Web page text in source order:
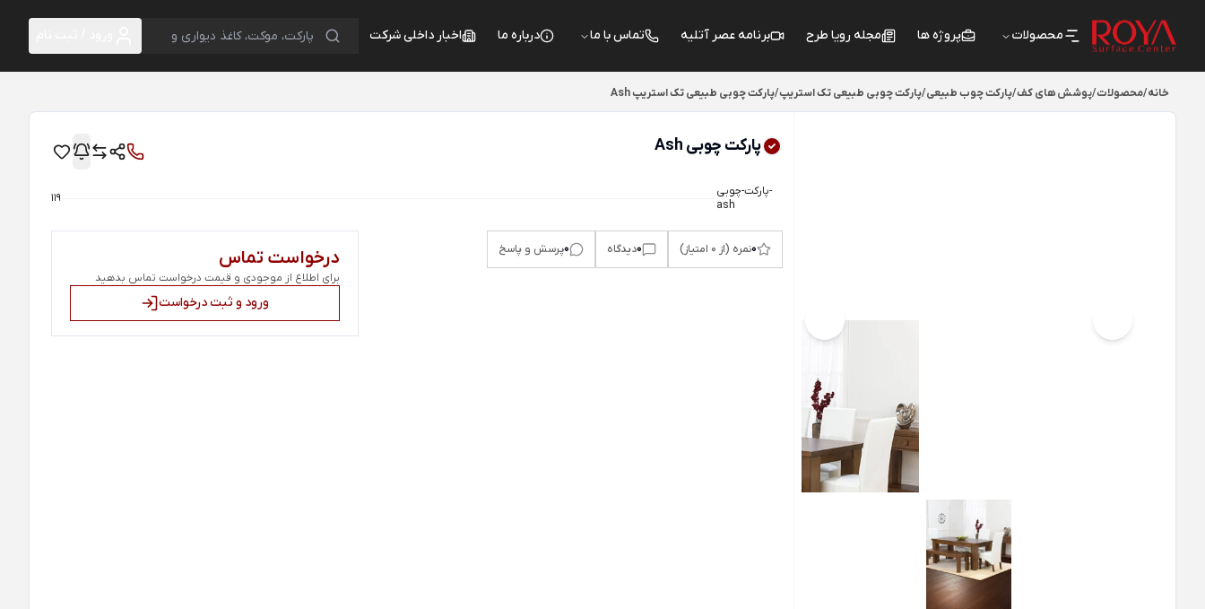
محصولات پروژه ها مجله رویا طرح برنامه عصر آتلیه تماس با ما درباره ما اخبار داخلی شرکت
خانه/محصولات/پوشش های کف/پارکت چوب طبیعی/پارکت چوبی طبیعی تک استریپ/پارکت چوبی طبیعی تک استریپ Ash
پارکت چوبی Ash
پارکت-چوبی-
ash
119
0نمره (از 0 امتیاز) 0دیدگاه 0پرسش و پاسخ درخواست تماس
برای اطلاع از موجودی و قیمت درخواست تماس بدهید
ورود و ثبت درخواست